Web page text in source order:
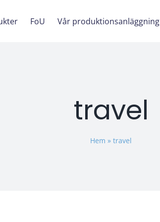
FoU Vår produktionsanläggning
travel
Hem » travel